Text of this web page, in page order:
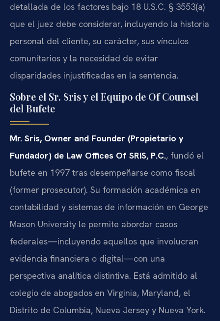
detallada de los factores bajo 18 U.S.C. § 3553(a)
que el juez debe considerar, incluyendo la historia
personal del cliente, su carácter, sus vínculos
comunitarios y la necesidad de evitar
disparidades injustificadas en la sentencia.
Sobre el Sr. Sris y el Equipo de Of Counsel
del Bufete
Mr. Sris, Owner and Founder (Propietario y
Fundador) de Law Offices Of SRIS, P.C., fundó el
bufete en 1997 tras desempeñarse como fiscal
(former prosecutor). Su formación académica en
contabilidad y sistemas de información en George
Mason University le permite abordar casos
federales—incluyendo aquellos que involucran
evidencia financiera o digital—con una
perspectiva analítica distintiva. Está admitido al
colegio de abogados en Virginia, Maryland, el
Distrito de Columbia, Nueva Jersey y Nueva York.